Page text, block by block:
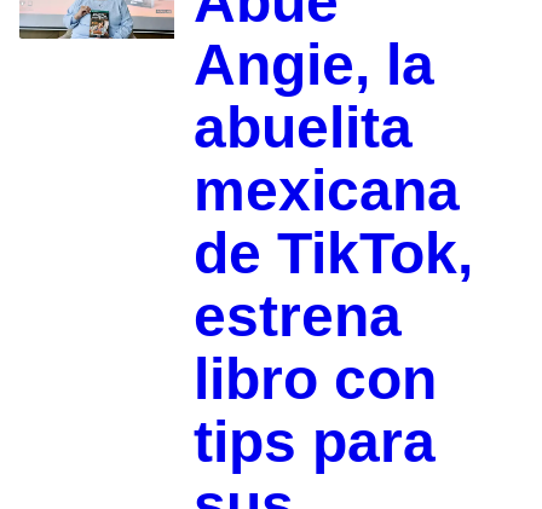
Angie, la
abuelita
mexicana
de TikTok,
estrena
libro con
tips para